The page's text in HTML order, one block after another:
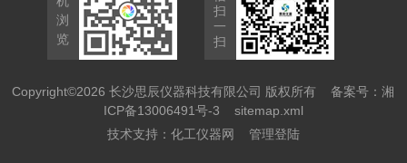
浏
览
扫
一
扫
Copyright©2026 长沙思辰仪器科技有限公司 版权所有备案号：湘
ICP备13006491号-3
sitemap.xml
技术支持： 化工仪器网 管理登陆